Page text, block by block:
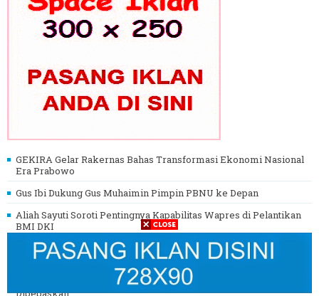
GEKIRA Gelar Rakernas Bahas Transformasi Ekonomi Nasional
Era Prabowo
Gus Ibi Dukung Gus Muhaimin Pimpin PBNU ke Depan
Aliah Sayuti Soroti Pentingnya Kapabilitas Wapres di Pelantikan
BMI DKI
Megawati Sedih Lihat KPK, Presiden Prabowo Turun Tangan
Langsung
Prabowo Beri Amnesti Hasto, DPR Setujui 1.116 Terpidana
Dibebaskan